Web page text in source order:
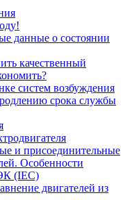
данные о состоянии
качественный
систем возбуждения
срока службы
и присоединительные
Особенности
(IEC)
двигателей из